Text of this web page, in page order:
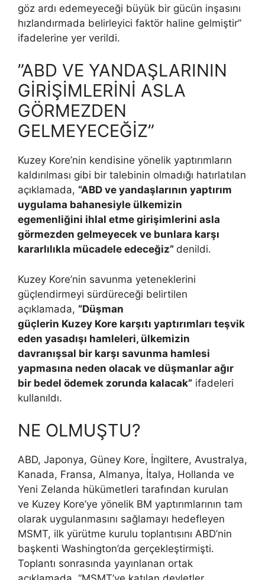
göz ardı edemeyeceği büyük bir gücün inşasını
hızlandırmada belirleyici faktör haline gelmiştir”
ifadelerine yer verildi.
”ABD VE YANDAŞLARININ
GİRİŞİMLERİNİ ASLA
GÖRMEZDEN
GELMEYECEĞİZ”
Kuzey Kore’nin kendisine yönelik yaptırımların
kaldırılması gibi bir talebinin olmadığı hatırlatılan
açıklamada, “ABD ve yandaşlarının yaptırım
uygulama bahanesiyle ülkemizin
egemenliğini ihlal etme girişimlerini asla
görmezden gelmeyecek ve bunlara karşı
kararlılıkla mücadele edeceğiz” denildi.
Kuzey Kore’nin savunma yeteneklerini
güçlendirmeyi sürdüreceği belirtilen
açıklamada, “Düşman
güçlerin Kuzey Kore karşıtı yaptırımları teşvik
eden yasadışı hamleleri, ülkemizin
davranışsal bir karşı savunma hamlesi
yapmasına neden olacak ve düşmanlar ağır
bir bedel ödemek zorunda kalacak” ifadeleri
kullanıldı.
NE OLMUŞTU?
ABD, Japonya, Güney Kore, İngiltere, Avustralya,
Kanada, Fransa, Almanya, İtalya, Hollanda ve
Yeni Zelanda hükümetleri tarafından kurulan
ve Kuzey Kore’ye yönelik BM yaptırımlarının tam
olarak uygulanmasını sağlamayı hedefleyen
MSMT, ilk yürütme kurulu toplantısını ABD’nin
başkenti Washington’da gerçekleştirmişti.
Toplantı sonrasında yayınlanan ortak